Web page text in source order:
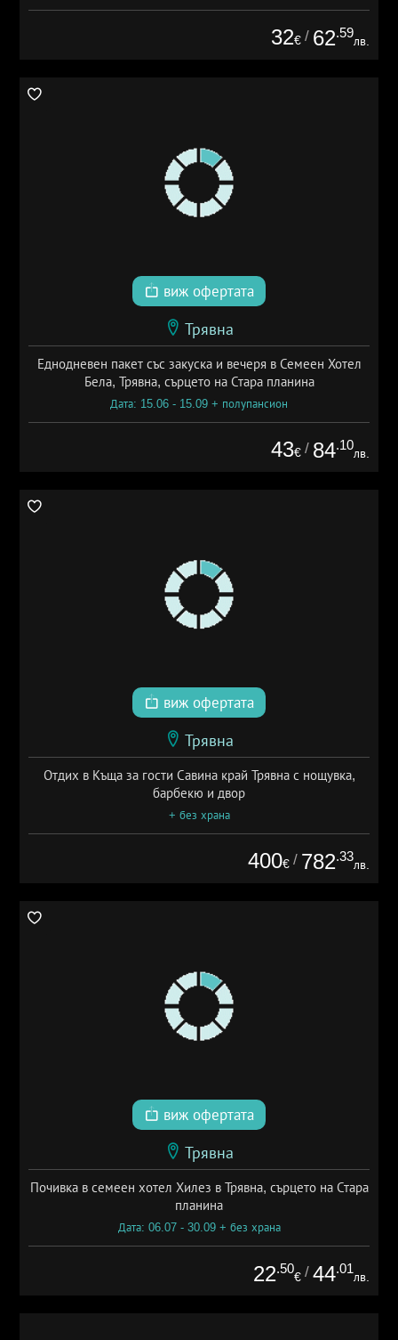
32€ / 62.59
лв.
виж офертата
Трявна
Еднодневен пакет със закуска и вечеря в Семеен Хотел
Бела, Трявна, сърцето на Стара планина
Дата: 15.06 - 15.09 + полупансион
43€ / 84.10
лв.
виж офертата
Трявна
Отдих в Къща за гости Савина край Трявна с нощувка,
барбекю и двор
+ без храна
400€ / 782.33
лв.
виж офертата
Трявна
Почивка в семеен хотел Хилез в Трявна, сърцето на Стара
планина
Дата: 06.07 - 30.09 + без храна
22.50
€ / 44.01
лв.